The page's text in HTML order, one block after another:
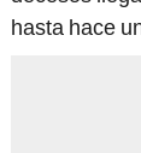
hasta hace